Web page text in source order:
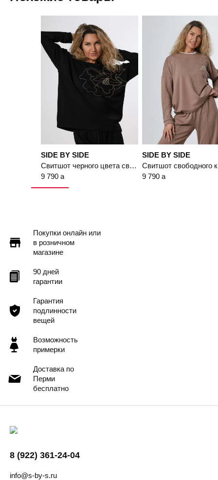
SIDE BY SIDE
Свитшот черного цвета свободного кроя с декоративной вышивкой
9 790 a
SIDE BY SIDE
9 790 a
Покупки онлайн или
в розничном
магазине
90 дней
гарантии
Гарантия
подлинности
вещей
Возможность
примерки
Доставка по
Перми
бесплатно
8 (922) 361-24-04
info@s-by-s.ru